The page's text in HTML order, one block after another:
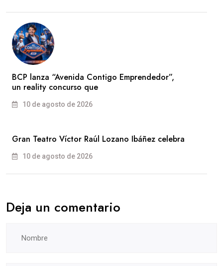
BCP lanza “Avenida Contigo Emprendedor”,
un reality concurso que
10 de agosto de 2026
Gran Teatro Víctor Raúl Lozano Ibáñez celebra
10 de agosto de 2026
Deja un comentario